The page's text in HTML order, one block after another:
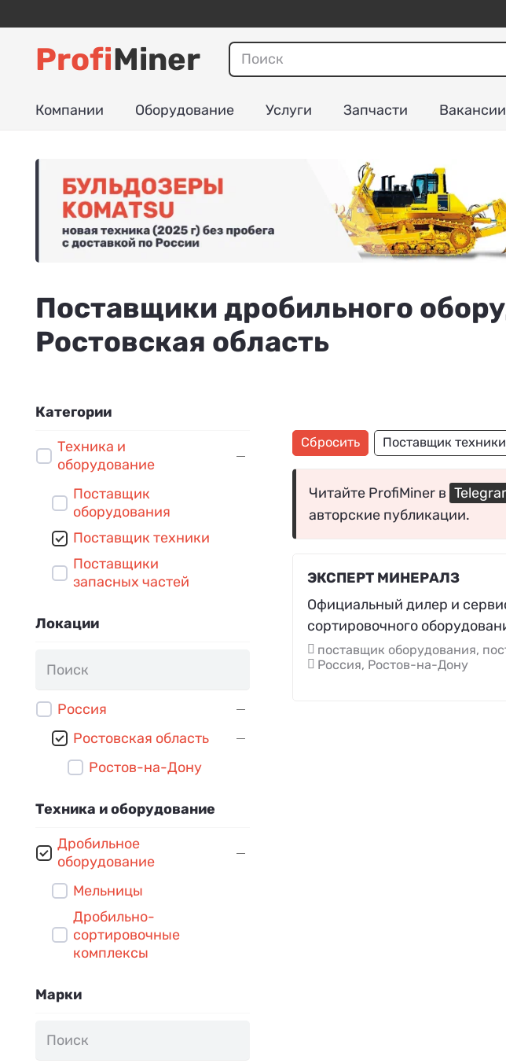
ProfiMiner
Компании Оборудование Услуги Запчасти Вакансии
Поставщики дробильного
Ростовская область
Категории
Техника и
оборудование
Поставщик
оборудования
Поставщик техники
Поставщики
запасных частей
Локации
Россия
Ростовская область
Ростов-на-Дону
Техника и оборудование
Дробильное
оборудование
Мельницы
Дробильно-
сортировочные
комплексы
Марки
Сбросить Поставщик техники
Читайте ProfiMiner в
авторские публикации.
ЭКСПЕРТ МИНЕРАЛЗ
Официальный дилер и
сортировочного
поставщик оборудования,
Россия, Ростов-на-Дону